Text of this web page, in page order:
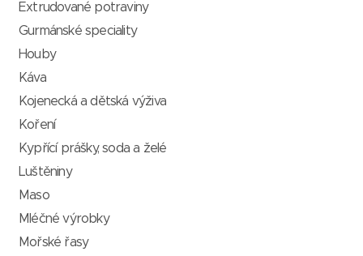
Extrudované potraviny
Gurmánské speciality
Houby
Káva
Kojenecká a dětská výživa
Koření
Kypřící prášky, soda a želé
Luštěniny
Maso
Mléčné výrobky
Mořské řasy